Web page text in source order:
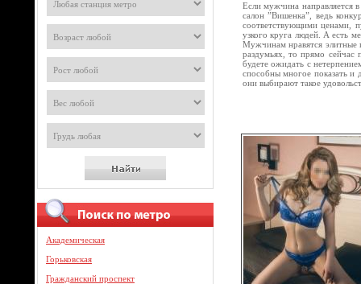
Академическая
Горьковская
Гражданский проспект
Если мужчина направляется
салон ”Вишенка”, ведь
соответствующими ценами,
узкого круга людей. А есть
Мужчинам нравятся элитные
раздумьях, то прямо сейчас
будете ожидать с
способны многое показать и
они выбирают такое